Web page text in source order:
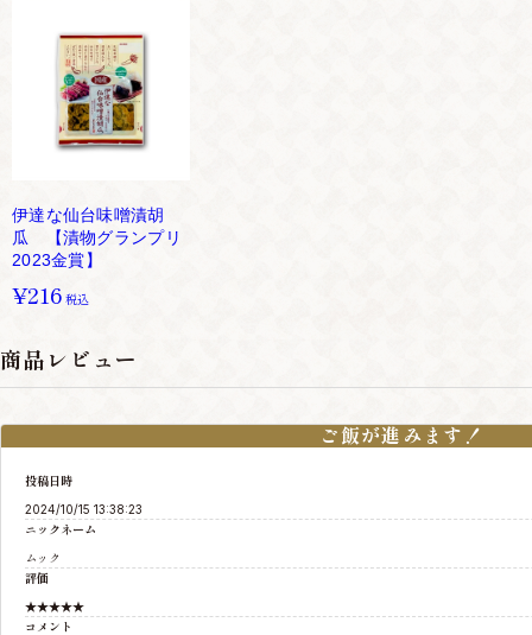
伊達な仙台味噌漬胡
瓜 【漬物グランプリ
2023金賞】
¥216 税込
商品レビュー
ご飯が進みます！
投稿日時
2024/10/15 13:38:23
ニックネーム
ムック
評価
★★★★★
コメント